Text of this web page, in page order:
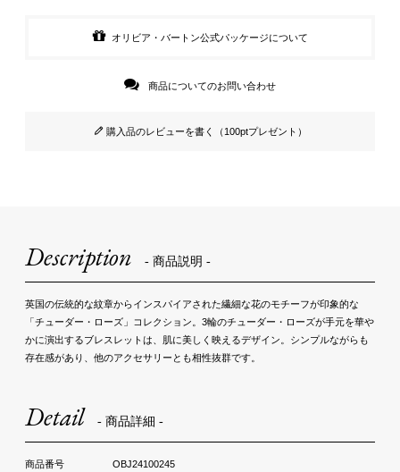
オリビア・バートン公式パッケージについて
商品についてのお問い合わせ
購入品のレビューを書く（100ptプレゼント）
Description - 商品説明 -
英国の伝統的な紋章からインスパイアされた繊細な花のモチーフが印象的な
「チューダー・ローズ」コレクション。3輪のチューダー・ローズが手元を華や
かに演出するブレスレットは、肌に美しく映えるデザイン。シンプルながらも
存在感があり、他のアクセサリーとも相性抜群です。
Detail - 商品詳細 -
OBJ24100245